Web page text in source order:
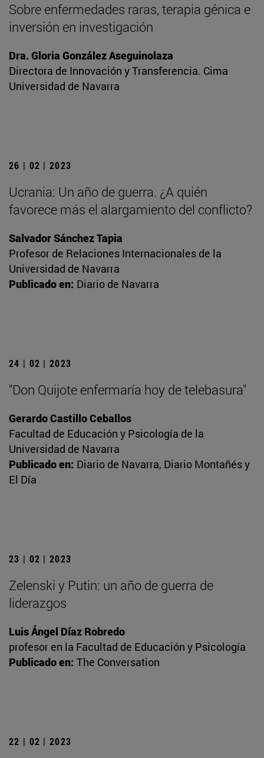
Sobre enfermedades raras, terapia génica e
inversión en investigación
Dra. Gloria González Aseguinolaza
Directora de Innovación y Transferencia. Cima
Universidad de Navarra
26 | 02 | 2023
Ucrania: Un año de guerra. ¿A quién
favorece más el alargamiento del conflicto?
Salvador Sánchez Tapia
Profesor de Relaciones Internacionales de la
Universidad de Navarra
Publicado en: Diario de Navarra
24 | 02 | 2023
"Don Quijote enfermaría hoy de telebasura"
Gerardo Castillo Ceballos
Facultad de Educación y Psicología de la
Universidad de Navarra
Publicado en: Diario de Navarra, Diario Montañés y
El Día
23 | 02 | 2023
Zelenski y Putin: un año de guerra de
liderazgos
Luis Ángel Díaz Robredo
profesor en la Facultad de Educación y Psicología
Publicado en: The Conversation
22 | 02 | 2023